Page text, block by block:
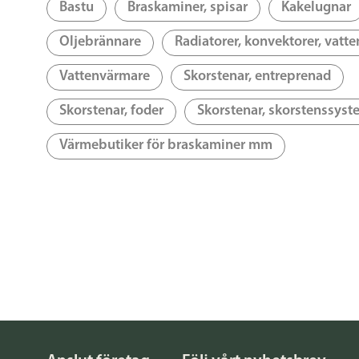
Bastu Braskaminer, spisar Kakelugnar
Oljebrännare Radiatorer, konvektorer,
Vattenvärmare Skorstenar, entreprenad
Skorstenar, foder Skorstenar,
Värmebutiker för braskaminer mm